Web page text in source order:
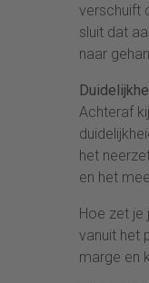
verschuift
sluit dat
naar
Achteraf
het
en het
Hoe zet je
vanuit het
marge en